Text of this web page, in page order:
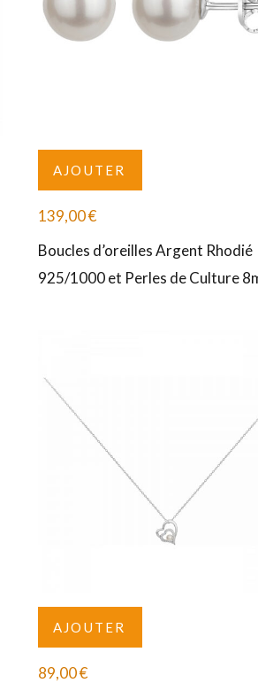
AJOUTER
139,00€
Boucles d’oreilles Argent Rhodié
925/1000 et Perles de Culture
AJOUTER
89,00€